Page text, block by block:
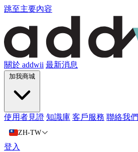
跳至主要內容
關於 addwii 最新消息
加我商城
使用者見證 知識庫 客戶服務 聯絡我們
ZH-TW
登入